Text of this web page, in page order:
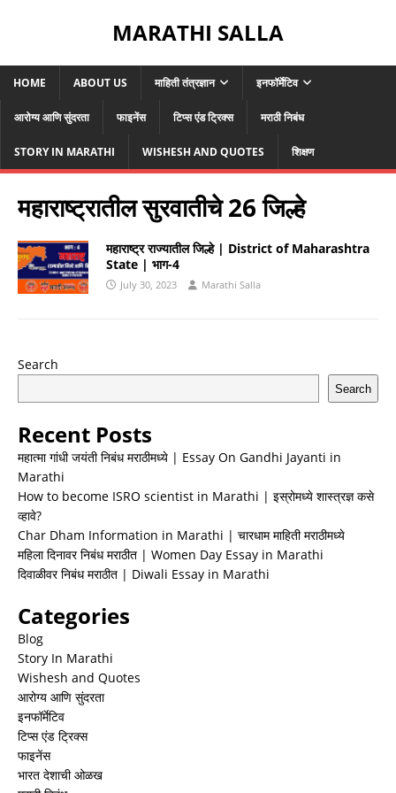
MARATHI SALLA
HOME ABOUT US माहिती तंत्रज्ञान इनफॉर्मेटिव
आरोग्य आणि सुंदरता फाइनेंस टिप्स एंड ट्रिक्स मराठी निबंध
STORY IN MARATHI WISHESH AND QUOTES शिक्षण
महाराष्ट्रातील सुरवातीचे 26 जिल्हे
महाराष्ट्र राज्यातील जिल्हे | District of Maharashtra
State | भाग-4
July 30, 2023 Marathi Salla
Search
Search
Recent Posts
महात्मा गांधी जयंती निबंध मराठीमध्ये | Essay On Gandhi Jayanti in
Marathi
How to become ISRO scientist in Marathi | इस्रोमध्ये शास्त्रज्ञ कसे
व्हावे?
Char Dham Information in Marathi | चारधाम माहिती मराठीमध्ये
महिला दिनावर निबंध मराठीत | Women Day Essay in Marathi
दिवाळीवर निबंध मराठीत | Diwali Essay in Marathi
Categories
Blog
Story In Marathi
Wishesh and Quotes
आरोग्य आणि सुंदरता
इनफॉर्मेटिव
टिप्स एंड ट्रिक्स
फाइनेंस
भारत देशाची ओळख